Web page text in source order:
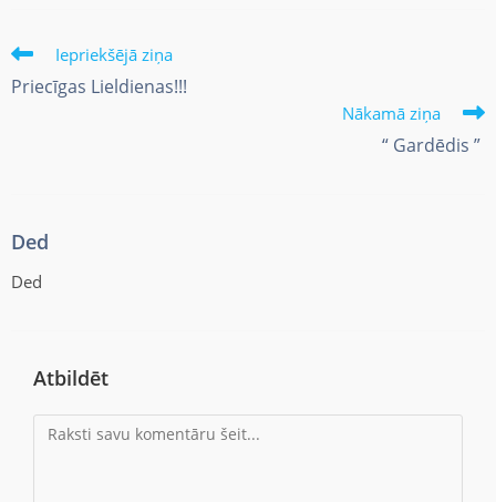
Iepriekšējā ziņa
Priecīgas Lieldienas!!!
Nākamā ziņa
“ Gardēdis ”
Ded
Ded
Atbildēt